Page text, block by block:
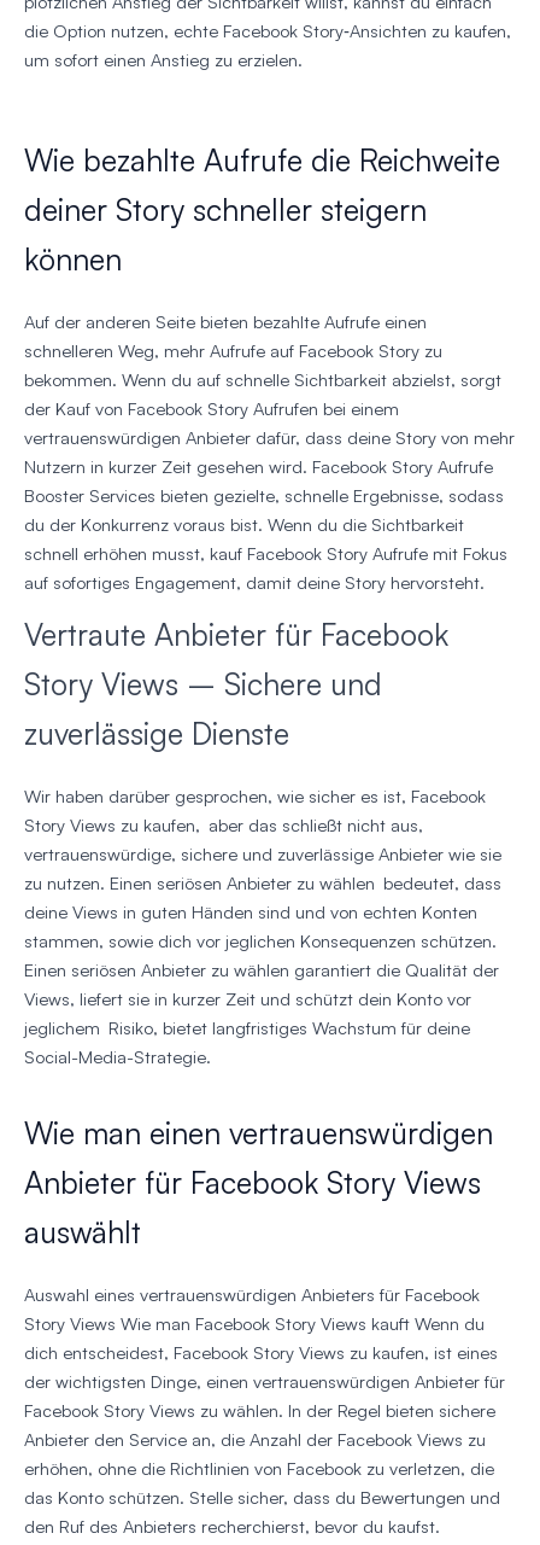
die Option nutzen, echte Facebook Story‑Ansichten zu kaufen,
um sofort einen Anstieg zu erzielen.
Wie bezahlte Aufrufe die Reichweite
deiner Story schneller steigern
können
Auf der anderen Seite bieten bezahlte Aufrufe einen
schnelleren Weg, mehr Aufrufe auf Facebook Story zu
bekommen. Wenn du auf schnelle Sichtbarkeit abzielst, sorgt
der Kauf von Facebook Story Aufrufen bei einem
vertrauenswürdigen Anbieter dafür, dass deine Story von mehr
Nutzern in kurzer Zeit gesehen wird. Facebook Story Aufrufe
Booster Services bieten gezielte, schnelle Ergebnisse, sodass
du der Konkurrenz voraus bist. Wenn du die Sichtbarkeit
schnell erhöhen musst, kauf Facebook Story Aufrufe mit Fokus
auf sofortiges Engagement, damit deine Story hervorsteht.
Vertraute Anbieter für Facebook
Story Views – Sichere und
zuverlässige Dienste
Wir haben darüber gesprochen, wie sicher es ist, Facebook
Story Views zu kaufen, aber das schließt nicht aus,
vertrauenswürdige, sichere und zuverlässige Anbieter wie sie
zu nutzen. Einen seriösen Anbieter zu wählen bedeutet, dass
deine Views in guten Händen sind und von echten Konten
stammen, sowie dich vor jeglichen Konsequenzen schützen.
Einen seriösen Anbieter zu wählen garantiert die Qualität der
Views, liefert sie in kurzer Zeit und schützt dein Konto vor
jeglichem Risiko, bietet langfristiges Wachstum für deine
Social-Media-Strategie.
Wie man einen vertrauenswürdigen
Anbieter für Facebook Story Views
auswählt
Auswahl eines vertrauenswürdigen Anbieters für Facebook
Story Views Wie man Facebook Story Views kauft Wenn du
dich entscheidest, Facebook Story Views zu kaufen, ist eines
der wichtigsten Dinge, einen vertrauenswürdigen Anbieter für
Facebook Story Views zu wählen. In der Regel bieten sichere
Anbieter den Service an, die Anzahl der Facebook Views zu
erhöhen, ohne die Richtlinien von Facebook zu verletzen, die
das Konto schützen. Stelle sicher, dass du Bewertungen und
den Ruf des Anbieters recherchierst, bevor du kaufst.